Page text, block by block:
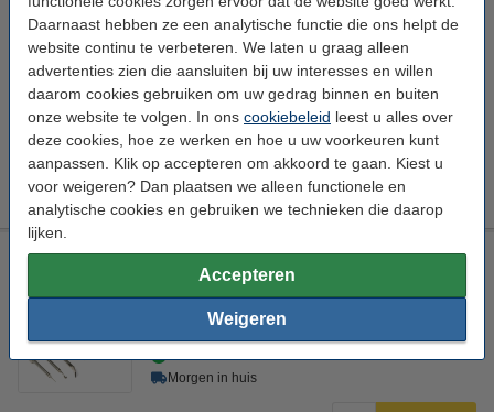
Daarnaast hebben ze een analytische functie die ons helpt de
website continu te verbeteren. We laten u graag alleen
advertenties zien die aansluiten bij uw interesses en willen
daarom cookies gebruiken om uw gedrag binnen en buiten
onze website te volgen. In ons cookiebeleid leest u alles over
deze cookies, hoe ze werken en hoe u uw voorkeuren kunt
aanpassen. Klik op accepteren om akkoord te gaan. Kiest u
voor weigeren? Dan plaatsen we alleen functionele en
analytische cookies en gebruiken we technieken die daarop
lijken.
Accepteren
Weigeren
eSun eVacuum kit Pro 3
eSun 32 x 32 x 102 mm (LxBxH) 5 V 0,075 kg
Bekijk de specificaties en beschrijving
Direct leverbaar
Morgen in huis
€ 24,50
Modifi3d reparatie-/modificatietool
+ 450 °C
Bekijk de specificaties en beschrijving
Direct leverbaar
Morgen in huis